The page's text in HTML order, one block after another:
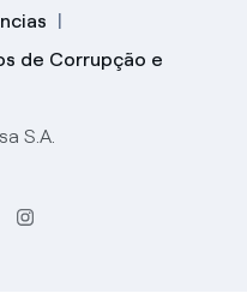
de Corrupção e
S.A.